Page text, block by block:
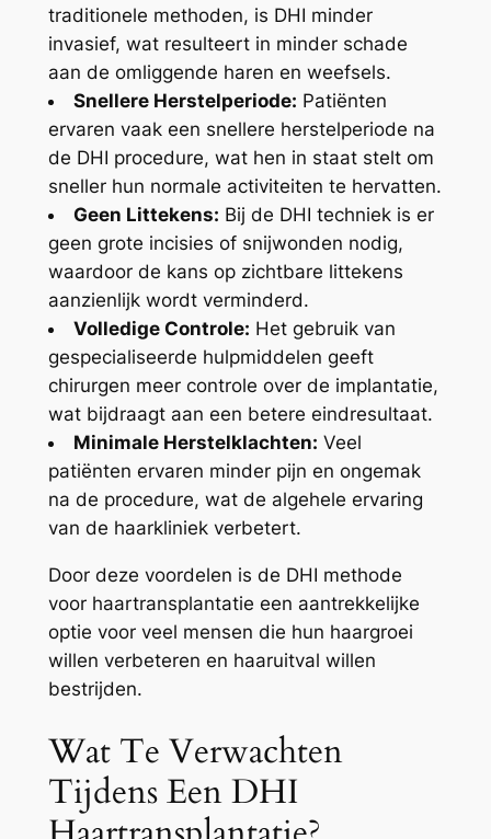
traditionele methoden, is DHI minder
invasief, wat resulteert in minder schade
aan de omliggende haren en weefsels.
Snellere Herstelperiode: Patiënten
ervaren vaak een snellere herstelperiode na
de DHI procedure, wat hen in staat stelt om
sneller hun normale activiteiten te hervatten.
Geen Littekens: Bij de DHI techniek is er
geen grote incisies of snijwonden nodig,
waardoor de kans op zichtbare littekens
aanzienlijk wordt verminderd.
Volledige Controle: Het gebruik van
gespecialiseerde hulpmiddelen geeft
chirurgen meer controle over de implantatie,
wat bijdraagt aan een betere eindresultaat.
Minimale Herstelklachten: Veel
patiënten ervaren minder pijn en ongemak
na de procedure, wat de algehele ervaring
van de haarkliniek verbetert.
Door deze voordelen is de DHI methode
voor haartransplantatie een aantrekkelijke
optie voor veel mensen die hun haargroei
willen verbeteren en haaruitval willen
bestrijden.
Wat Te Verwachten
Tijdens Een DHI